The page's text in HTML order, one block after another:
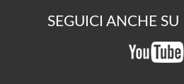
SEGUICI ANCHE SU